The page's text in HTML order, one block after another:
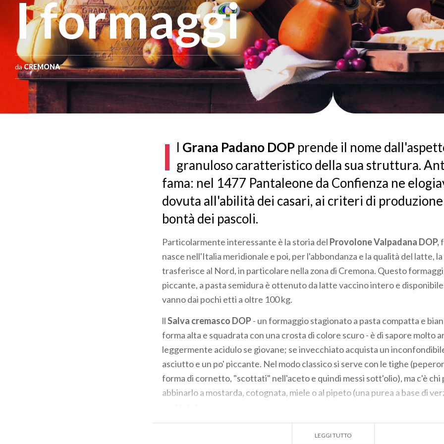
I formaggi
daCREMONA
I l Grana Padano DOP prende il nome
granuloso caratteristico della sua struttura.
fama: nel 1477 Pantaleone da Confienza ne
dovuta all'abilità dei casari, ai criteri di
bontà dei pascoli.
Particolarmente interessante è la storia del Provolone Valpadana DOP,
nasce nell'Italia meridionale e poi, per l'abbondanza e la qualità del latte,
trasferisce al Nord, in particolare nella zona di Cremona. Questo
piccante, a pasta semidura è ottenuto da latte vaccino intero e
vanno dai pochi etti a oltre 100 kg.
llSalva cremasco DOP- un formaggio stagionato a pasta compatta e
forma alta e squadrata con una crosta di colore scuro - è di sapore molto
leggermente acidulo se giovane; se invecchiato acquista un
asciutto e un po' piccante. Nel modo classico si serve con le tighe
forma di cornetto, "scottati" nell'aceto e quindi messi sott'olio), ma c'è
abbinarlo a mostarda, cotognata, miele o al pipeto (una purea a base di
LEGGI TUTTO